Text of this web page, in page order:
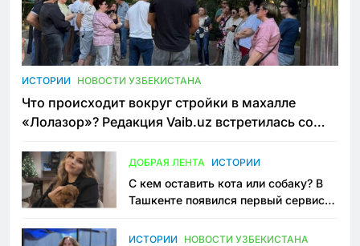
ИСТОРИИ НОВОСТИ УЗБЕКИСТАНА
Что происходит вокруг стройки в махалле
«Лолазор»? Редакция Vaib.uz встретилась со
ДОБРАЯ ЛЕНТА ИСТОРИИ
С кем оставить кота или собаку? В
Ташкенте появился первый сервис
ИСТОРИИ НОВОСТИ УЗБЕКИСТАНА